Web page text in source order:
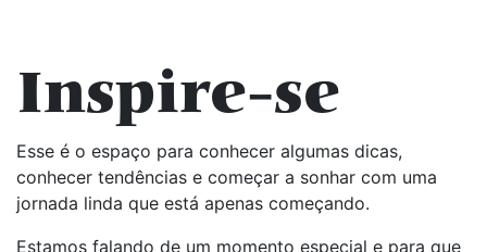
Inspire-se
Esse é o espaço para conhecer algumas dicas,
conhecer tendências e começar a sonhar com uma
jornada linda que está apenas começando.
Estamos falando de um momento especial e para que